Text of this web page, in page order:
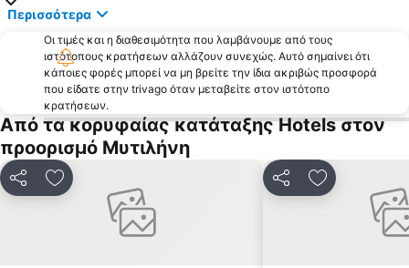
Λιμανάκι Άσσου
Άγιος Ιωάννης Θεράποντας
Το πανηγύρι των Μιστεγνών
Bademli
Ελαιώνας της Γέρας
Ayvalik Belediye Beach
Kucukkuyu
Περισσότερα
Οι τιμές και η διαθεσιμότητα που λαμβάνουμε από τους
ιστότοπους κρατήσεων αλλάζουν συνεχώς. Αυτό σημαίνει ότι
κάποιες φορές μπορεί να μη βρείτε την ίδια ακριβώς προσφορά
που είδατε στην trivago όταν μεταβείτε στον ιστότοπο
κρατήσεων.
Από τα κορυφαίας κατάταξης Hotels στον
προορισμό Μυτιλήνη
ΚοινοποίησηΠροσθήκη στα αγαπημένα ΚοινοποίησηΠροσθήκη